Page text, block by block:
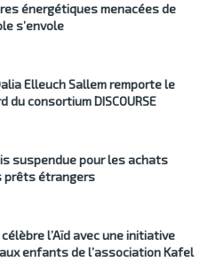
énergétiques menacées de
s’envole
Elleuch Sallem remporte le
du consortium DISCOURSE
suspendue pour les achats
prêts étrangers
l’Aïd avec une initiative
enfants de l’association Kafel